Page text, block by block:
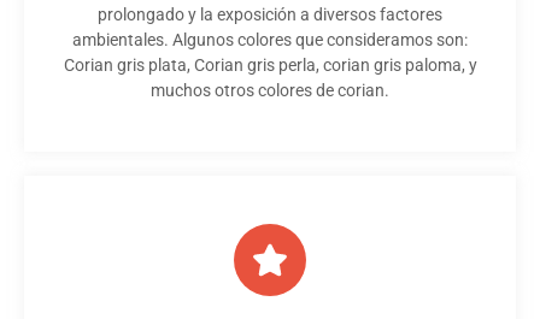
prolongado y la exposición a diversos factores
ambientales. Algunos colores que consideramos son:
Corian gris plata, Corian gris perla, corian gris paloma, y
muchos otroscolores de corian.